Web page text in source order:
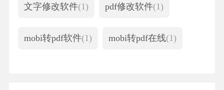
文字修改软件(1) pdf修改软件(1)
mobi转pdf软件(1) mobi转pdf在线(1)